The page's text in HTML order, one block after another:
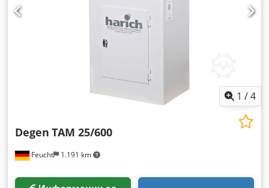
1 /4
Feucht 1.191 km
Degen TAM 25/600